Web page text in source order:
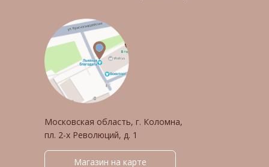
Магазин на карте
Московская область, г. Коломна,
пл. 2-х Революций, д. 1